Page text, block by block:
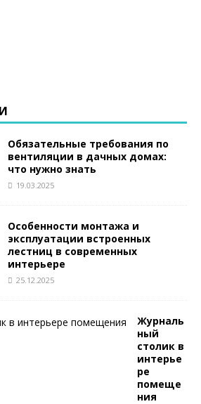
Обязательные требования по
вентиляции в дачных домах:
что нужно знать
19.03.2025
Особенности монтажа и
эксплуатации встроенных
лестниц в современных
интерьере
25.12.2025
Журналь
ный
столик в
интерье
ре
помеще
ния